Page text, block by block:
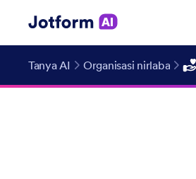
Tanya AI Organisasi nirlaba